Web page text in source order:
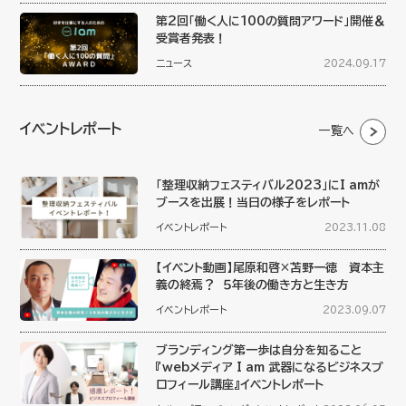
第2回「働く人に100の質問アワード」開催＆
受賞者発表！
ニュース 2024.09.17
イベントレポート 一覧へ
「整理収納フェスティバル2023」にI amが
ブースを出展！当日の様子をレポート
イベントレポート 2023.11.08
【イベント動画】尾原和啓×苫野一徳 資本主
義の終焉？ ５年後の働き方と生き方
イベントレポート 2023.09.07
ブランディング第一歩は自分を知ること
『webメディア I am 武器になるビジネスプ
ロフィール講座』イベントレポート